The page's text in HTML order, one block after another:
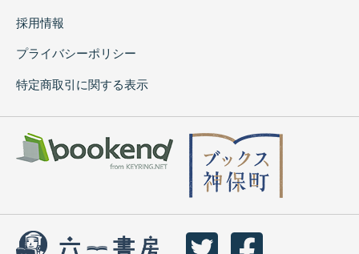
採用情報
プライバシーポリシー
特定商取引に関する表示